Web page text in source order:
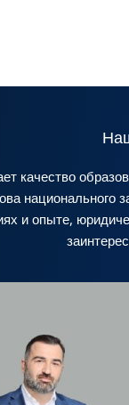
качество
национального
и опыте,